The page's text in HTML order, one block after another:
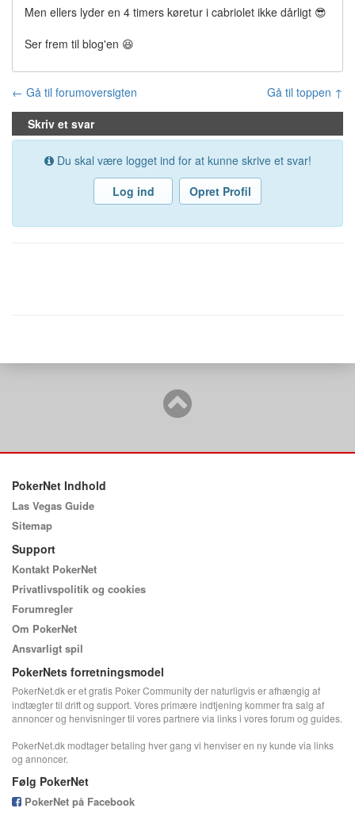
Men ellers lyder en 4 timers køretur i cabriolet ikke dårligt 😎
Ser frem til blog'en 😆
← Gå til forumoversigten
Gå til toppen ↑
Skriv et svar
Du skal være logget ind for at kunne skrive et svar!
Log ind
Opret Profil
PokerNet Indhold
Las Vegas Guide
Sitemap
Support
Kontakt PokerNet
Privatlivspolitik og cookies
Forumregler
Om PokerNet
Ansvarligt spil
PokerNets forretningsmodel
PokerNet.dk er et gratis Poker Community der naturligvis er afhængig af
indtægter til drift og support. Vores primære indtjening kommer fra salg af
annoncer og henvisninger til vores partnere via links i vores forum og guides.
PokerNet.dk modtager betaling hver gang vi henviser en ny kunde via links
og annoncer.
Følg PokerNet
PokerNet på Facebook